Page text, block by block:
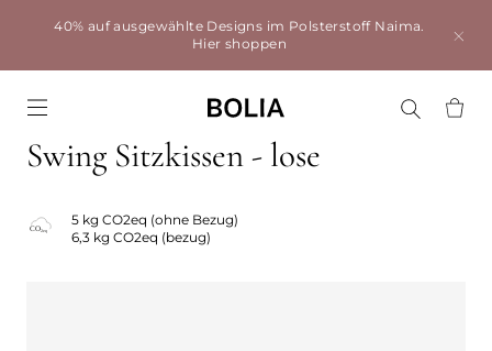
40% auf ausgewählte Designs im Polsterstoff Naima.
Hier shoppen
Swing Sitzkissen - lose
5 kg CO2eq (ohne Bezug)
6,3 kg CO2eq (bezug)